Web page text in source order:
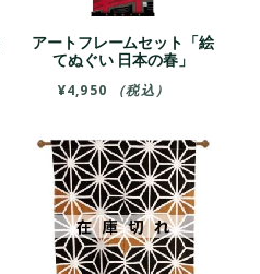
アートフレームセット「絵
てぬぐい 日本の春」
¥4,950 （税込）